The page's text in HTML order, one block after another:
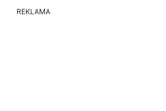
REKLAMA